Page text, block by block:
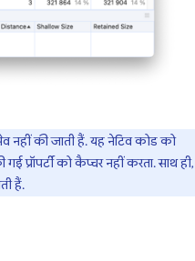
नहीं की जाती हैं. यह नेटिव कोड को
प्रॉपर्टी को कैप्चर नहीं करता. साथ ही,
हैं.